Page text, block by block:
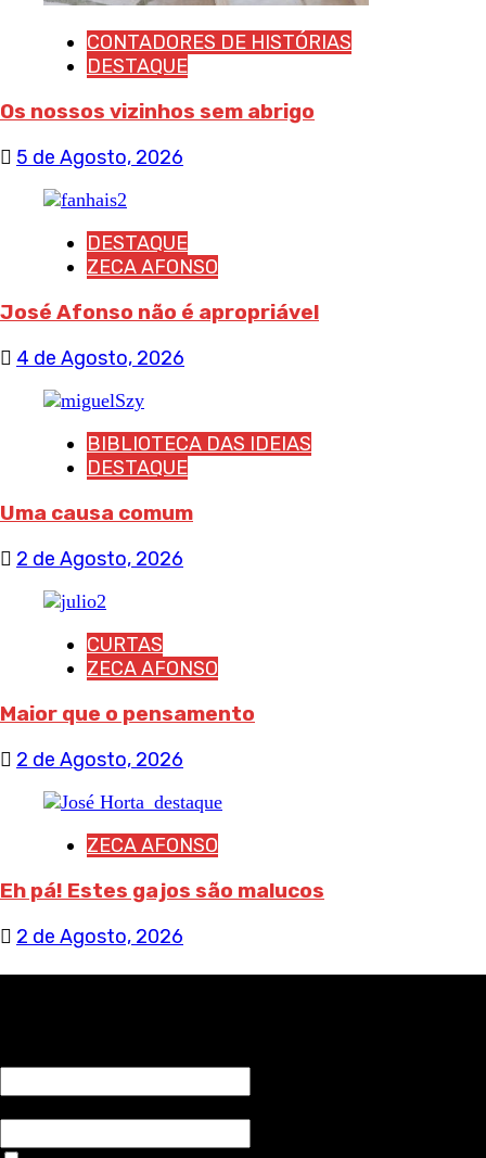
CONTADORES DE HISTÓRIAS
DESTAQUE
Os nossos vizinhos sem abrigo
5 de Agosto, 2026
DESTAQUE
ZECA AFONSO
José Afonso não é apropriável
4 de Agosto, 2026
BIBLIOTECA DAS IDEIAS
DESTAQUE
Uma causa comum
2 de Agosto, 2026
CURTAS
ZECA AFONSO
Maior que o pensamento
2 de Agosto, 2026
ZECA AFONSO
Eh pá! Estes gajos são malucos
2 de Agosto, 2026